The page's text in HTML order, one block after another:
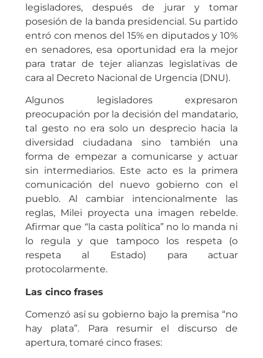
legisladores, después de jurar y tomar
posesión de la banda presidencial. Su partido
entró con menos del 15% en diputados y 10%
en senadores, esa oportunidad era la mejor
para tratar de tejer alianzas legislativas de
cara al Decreto Nacional de Urgencia (DNU).
Algunos legisladores expresaron
preocupación por la decisión del mandatario,
tal gesto no era solo un desprecio hacia la
diversidad ciudadana sino también una
forma de empezar a comunicarse y actuar
sin intermediarios. Este acto es la primera
comunicación del nuevo gobierno con el
pueblo. Al cambiar intencionalmente las
reglas, Milei proyecta una imagen rebelde.
Afirmar que “la casta política” no lo manda ni
lo regula y que tampoco los respeta (o
respeta al Estado) para actuar
protocolarmente.
Las cinco frases
Comenzó así su gobierno bajo la premisa “no
hay plata”. Para resumir el discurso de
apertura, tomaré cinco frases: